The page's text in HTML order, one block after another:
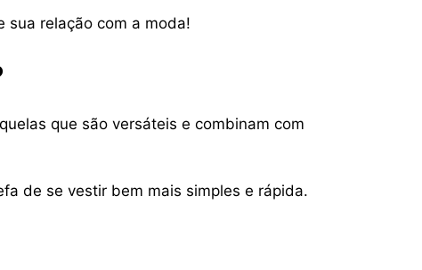
sua relação com a moda!
que são versáteis e combinam com
de se vestir bem mais simples e rápida.